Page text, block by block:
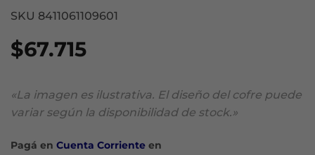
SKU 8411061109601
$67.715
«La imagen es ilustrativa. El diseño del cofre puede
variar según la disponibilidad de stock.»
Pagá en Cuenta Corriente en